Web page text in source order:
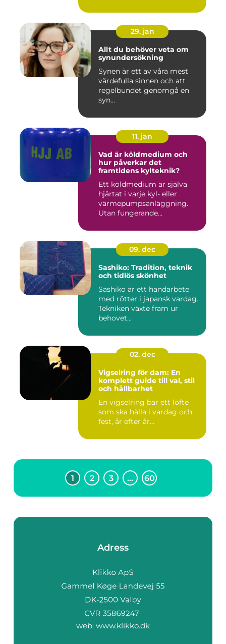
29. jan
Allt du behöver veta om
synundersökning
Synen är ett av våra mest
värdefulla sinnen och att
regelbundet genomgå en
syn...
11. jan
Vad är köldmedium och
hur påverkar det
framtidens kylteknik?
Ett köldmedium är själva
hjärtat i varje kyl- eller
värmepumpsanläggning.
Utan fungerande
09. dec
Sashiko: Tradition, teknik
och tidlös skönhet
Sashiko är ett handarbete
med rötter i japansk vardag.
Tekniken växte fram ur
behovet...
02. dec
Vigselring för dam: En
komplett guide till val, stil
och hållbarhet
En vigselring bär ett löfte
som ska hålla i vardag och
fest, år efter år...
1 2 3 … 60
Adress
web: www.klikko.dk